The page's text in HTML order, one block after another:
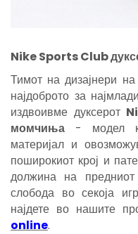
Nike Sports Club
Тимот на дизајнери на
најдоброто за
издвоивме дуксерот
момчиња - модел
материјал и
поширокиот крој и
должина на
слобода во секоја
најдете во нашите
online.